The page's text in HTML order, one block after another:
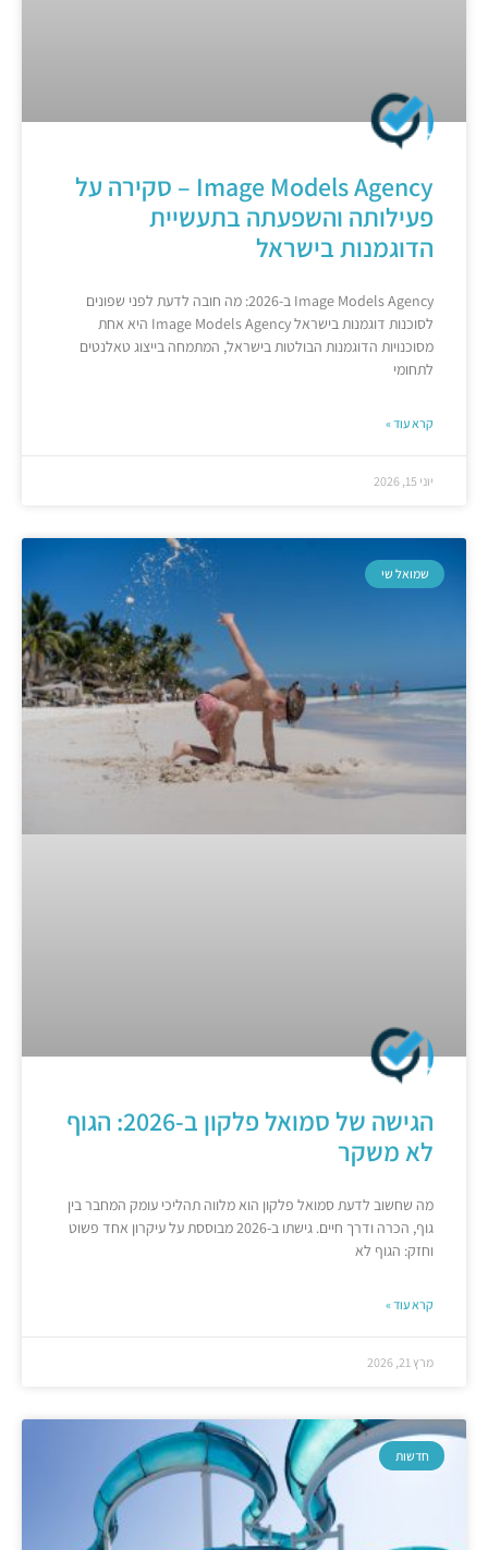
Image Models Agency – סקירה על
פעילותה והשפעתה בתעשיית
הדוגמנות בישראל
Image Models Agency ב-2026: מה חובה לדעת לפני שפונים
לסוכנות דוגמנות בישראל Image Models Agency היא אחת
מסוכנויות הדוגמנות הבולטות בישראל, המתמחה בייצוג טאלנטים
לתחומי
קרא עוד »
יוני 15, 2026
שמואל שי
הגישה של סמואל פלקון ב-2026: הגוף
לא משקר
מה שחשוב לדעת סמואל פלקון הוא מלווה תהליכי עומק המחבר בין
גוף, הכרה ודרך חיים. גישתו ב-2026 מבוססת על עיקרון אחד פשוט
וחזק: הגוף לא
קרא עוד »
מרץ 21, 2026
חדשות